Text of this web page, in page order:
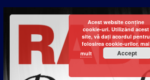
Acest website conține
cookie-uri. Utilizând acest
site, vă dați acordul pentru
folosirea cookie-urilor. mai
mult
Accept